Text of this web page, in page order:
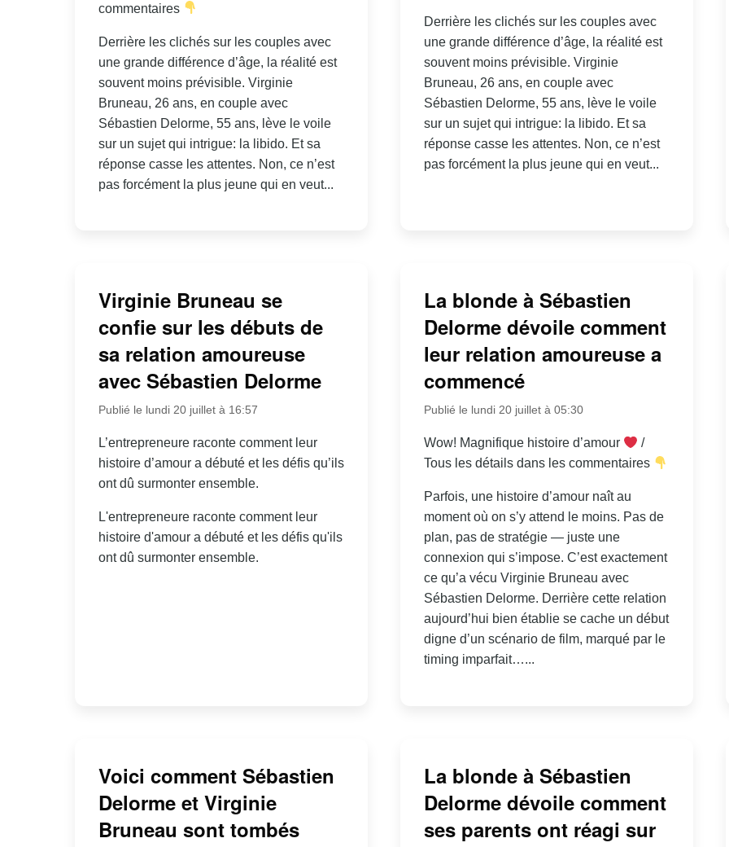
commentaires
Derrière les clichés sur les couples avec
une grande différence d’âge, la réalité est
souvent moins prévisible. Virginie
Bruneau, 26 ans, en couple avec
Sébastien Delorme, 55 ans, lève le voile
sur un sujet qui intrigue: la libido. Et sa
réponse casse les attentes. Non, ce n’est
pas forcément la plus jeune qui en veut...
Derrière les clichés sur les couples avec
une grande différence d’âge, la réalité est
souvent moins prévisible. Virginie
Bruneau, 26 ans, en couple avec
Sébastien Delorme, 55 ans, lève le voile
sur un sujet qui intrigue: la libido. Et sa
réponse casse les attentes. Non, ce n’est
pas forcément la plus jeune qui en veut...
Virginie Bruneau se
confie sur les débuts de
sa relation amoureuse
avec Sébastien Delorme
Publié le lundi 20 juillet à 16:57
L’entrepreneure raconte comment leur
histoire d’amour a débuté et les défis qu’ils
ont dû surmonter ensemble.
L'entrepreneure raconte comment leur
histoire d'amour a débuté et les défis qu'ils
ont dû surmonter ensemble.
La blonde à Sébastien
Delorme dévoile comment
leur relation amoureuse a
commencé
Publié le lundi 20 juillet à 05:30
Wow! Magnifique histoire d’amour
/
Tous les détails dans les commentaires
Parfois, une histoire d’amour naît au
moment où on s’y attend le moins. Pas de
plan, pas de stratégie — juste une
connexion qui s’impose. C’est exactement
ce qu’a vécu Virginie Bruneau avec
Sébastien Delorme. Derrière cette relation
aujourd’hui bien établie se cache un début
digne d’un scénario de film, marqué par le
timing imparfait…...
Voici comment Sébastien
Delorme et Virginie
Bruneau sont tombés
La blonde à Sébastien
Delorme dévoile comment
ses parents ont réagi sur